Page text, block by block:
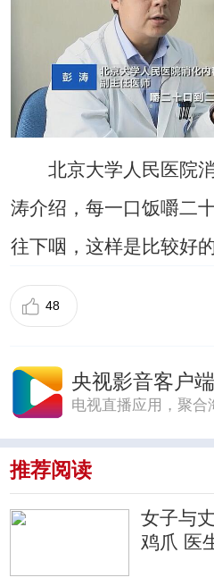
北京大学人民医院消
涛介绍，每一口饭嚼二
往下咽，这样是比较好的
48
央视影音客户端
电视直播应用，聚合
推荐阅读
女子与
鸡爪 医